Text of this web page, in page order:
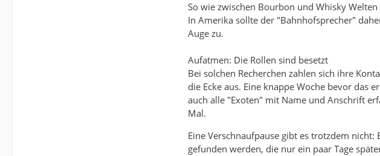
So wie zwischen Bourbon und Whisky
In Amerika sollte der "Bahnhofsprecher"
Auge zu.
Aufatmen: Die Rollen sind besetzt
Bei solchen Recherchen zahlen sich ihre
die Ecke aus. Eine knappe Woche bevor das
auch alle "Exoten" mit Name und Anschrift
Mal.
Eine Verschnaufpause gibt es trotzdem
gefunden werden, die nur ein paar Tage